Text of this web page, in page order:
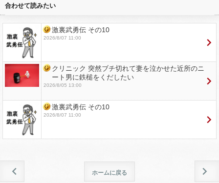
合わせて読みたい
激裏武勇伝 その10
2026/8/07 11:00
クリニック 突然ブチ切れて妻を泣かせた近所のニ
ート男に鉄槌をくだしたい
2026/8/05 13:00
激裏武勇伝 その10
2026/8/07 11:00
ホームに戻る